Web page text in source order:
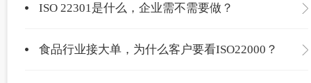
ISO 22301是什么，企业需不需要做？
食品行业接大单，为什么客户要看ISO22000？